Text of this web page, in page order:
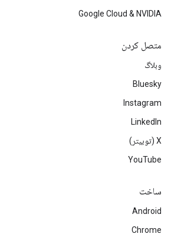
Google Cloud & NVIDIA
متصل کردن
وبلاگ
Bluesky
Instagram
LinkedIn
‫X (توییتر)
YouTube
ساخت
Android
Chrome